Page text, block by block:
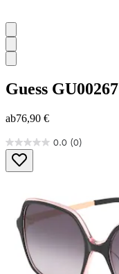
Guess GU00267
ab76,90 €
0.0 (0)
0.0
von
5